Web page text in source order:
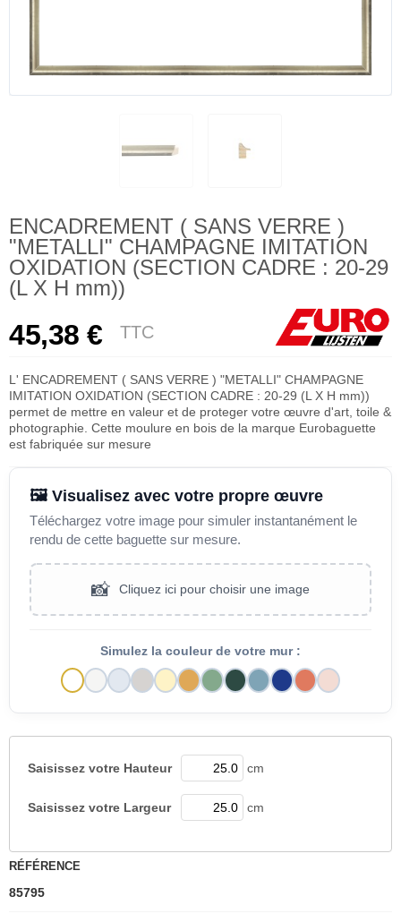
ENCADREMENT ( SANS VERRE )
"METALLI" CHAMPAGNE IMITATION
OXIDATION (SECTION CADRE : 20-29
(L X H mm))
45,38 € TTC
L' ENCADREMENT ( SANS VERRE ) "METALLI" CHAMPAGNE
IMITATION OXIDATION (SECTION CADRE : 20-29 (L X H mm))
permet de mettre en valeur et de proteger votre œuvre d'art, toile &
photographie. Cette moulure en bois de la marque Eurobaguette
est fabriquée sur mesure
🖼️ Visualisez avec votre propre œuvre
Téléchargez votre image pour simuler instantanément le
rendu de cette baguette sur mesure.
📸 Cliquez ici pour choisir une image
Simulez la couleur de votre mur :
Saisissez votre Hauteur cm
Saisissez votre Largeur cm
RÉFÉRENCE
85795